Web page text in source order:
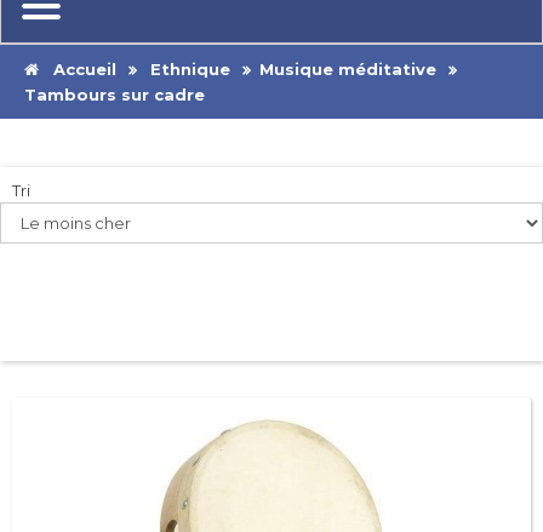
Accueil Ethnique
Musique méditative
Tambours sur cadre
Tri